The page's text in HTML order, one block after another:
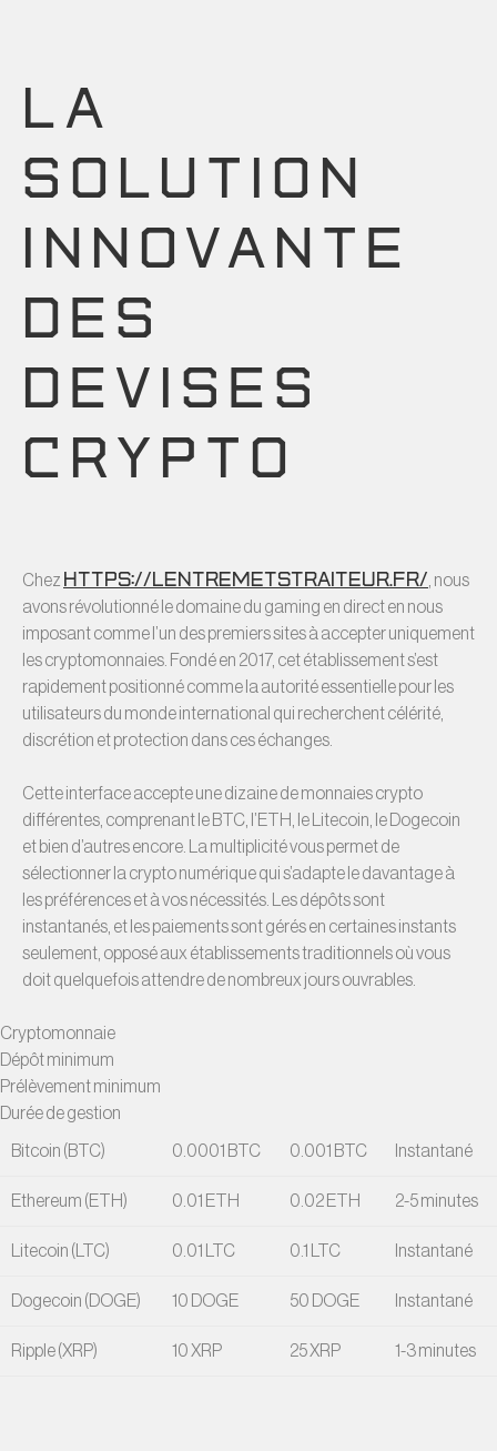
LA
SOLUTION
INNOVANTE
DES
DEVISES
CRYPTO
Chez https://lentremetstraiteur.fr/, nous
avons révolutionné le domaine du gaming en direct en nous
imposant comme l’un des premiers sites à accepter uniquement
les cryptomonnaies. Fondé en 2017, cet établissement s’est
rapidement positionné comme la autorité essentielle pour les
utilisateurs du monde international qui recherchent célérité,
discrétion et protection dans ces échanges.
Cette interface accepte une dizaine de monnaies crypto
différentes, comprenant le BTC, l’ETH, le Litecoin, le Dogecoin
et bien d’autres encore. La multiplicité vous permet de
sélectionner la crypto numérique qui s’adapte le davantage à
les préférences et à vos nécessités. Les dépôts sont
instantanés, et les paiements sont gérés en certaines instants
seulement, opposé aux établissements traditionnels où vous
doit quelquefois attendre de nombreux jours ouvrables.
Cryptomonnaie
Dépôt minimum
Prélèvement minimum
Durée de gestion
Bitcoin (BTC) 0.0001 BTC 0.001 BTC Instantané
Ethereum (ETH) 0.01 ETH 0.02 ETH 2-5 minutes
Litecoin (LTC) 0.01 LTC 0.1 LTC Instantané
Dogecoin (DOGE) 10 DOGE 50 DOGE Instantané
Ripple (XRP) 10 XRP 25 XRP 1-3 minutes